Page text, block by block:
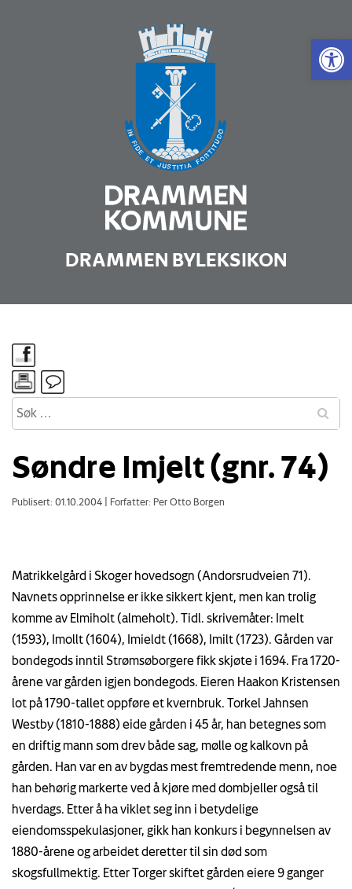
Vis
DRAMMEN BYLEKSIKON
Søndre Imjelt (gnr. 74)
Publisert: 01.10.2004 Forfatter: Per Otto Borgen
Matrikkelgård i Skoger hovedsogn (Andorsrudveien 71).
Navnets opprinnelse er ikke sikkert kjent, men kan trolig
komme av Elmiholt (almeholt). Tidl. skrivemåter: Imelt
(1593), Imollt (1604), Imieldt (1668), Imilt (1723). Gården var
bondegods inntil Strømsøborgere fikk skjøte i 1694. Fra 1720-
årene var gården igjen bondegods. Eieren Haakon Kristensen
lot på 1790-tallet oppføre et kvernbruk. Torkel Jahnsen
Westby (1810-1888) eide gården i 45 år, han betegnes som
en driftig mann som drev både sag, mølle og kalkovn på
gården. Han var en av bygdas mest fremtredende menn, noe
han behørig markerte ved å kjøre med dombjeller også til
hverdags. Etter å ha viklet seg inn i betydelige
eiendomsspekulasjoner, gikk han konkurs i begynnelsen av
1880-årene og arbeidet deretter til sin død som
skogsfullmektig. Etter Torger skiftet gården eiere 9 ganger